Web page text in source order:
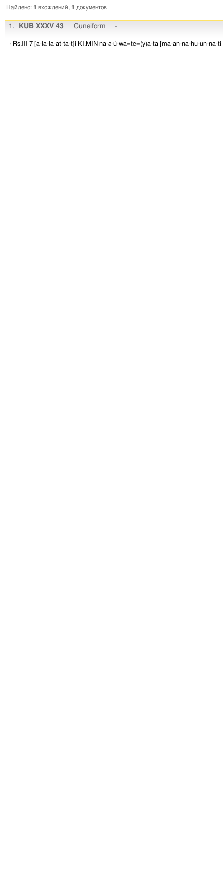
Найдено: 1 вхождений, 1 документов
1. KUB XXXV 43 Cuneiform -
· Rs.III 7 [a-la-la-at-ta-t]i KI.MIN na-a-ú-wa=te=(y)a-ta [ma-an-na-hu-un-na-ti